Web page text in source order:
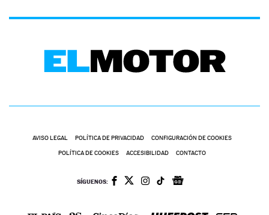
AVISO LEGAL POLÍTICA DE PRIVACIDAD CONFIGURACIÓN DE COOKIES
POLÍTICA DE COOKIES ACCESIBILIDAD CONTACTO
SÍGUENOS: